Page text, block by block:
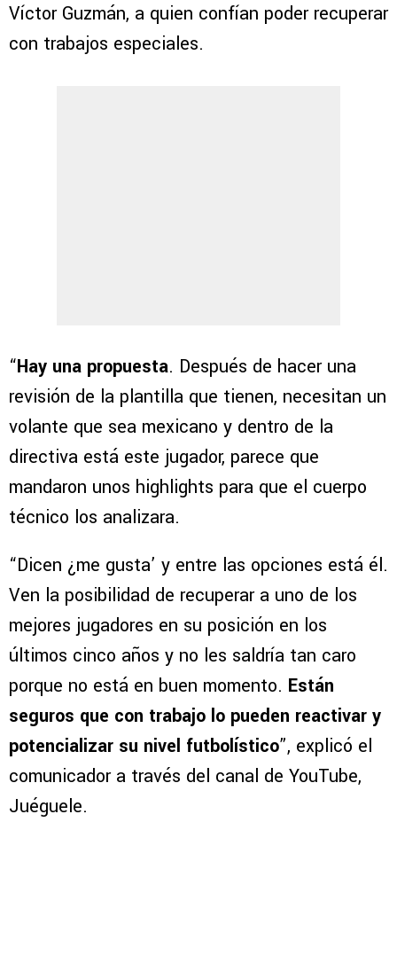
Víctor Guzmán, a quien confían poder recuperar
con trabajos especiales.
“Hay una propuesta. Después de hacer una
revisión de la plantilla que tienen, necesitan un
volante que sea mexicano y dentro de la
directiva está este jugador, parece que
mandaron unos highlights para que el cuerpo
técnico los analizara.
“Dicen ¿me gusta’ y entre las opciones está él.
Ven la posibilidad de recuperar a uno de los
mejores jugadores en su posición en los
últimos cinco años y no les saldría tan caro
porque no está en buen momento. Están
seguros que con trabajo lo pueden reactivar y
potencializar su nivel futbolístico”, explicó el
comunicador a través del canal de YouTube,
Juéguele.